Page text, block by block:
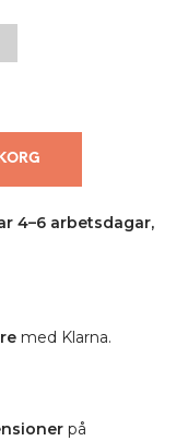
4–6 arbetsdagar,
med Klarna.
på